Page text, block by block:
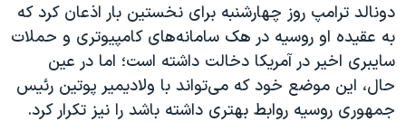
دونالد ترامپ روز چهارشنبه برای نخستین بار اذعان کرد که
به عقیده او روسیه در هک سامانه‌های کامپیوتری و حملات
سایبری اخیر در آمریکا دخالت داشته است؛ اما در عین
حال، این موضع خود که می‌تواند با ولادیمیر پوتین رئیس
جمهوری روسیه روابط بهتری داشته باشد را نیز تکرار کرد.